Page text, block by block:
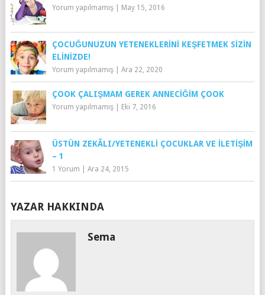
Yorum yapılmamış| May 15, 2016
ÇOCUĞUNUZUN YETENEKLERINI KEŞFETMEK SIZIN
ELINIZDE!
Yorum yapılmamış| Ara 22, 2020
ÇOOK ÇALIŞMAM GEREK ANNECIĞIM ÇOOK
Yorum yapılmamış| Eki 7, 2016
ÜSTÜN ZEKÂLI/YETENEKLI ÇOCUKLAR VE İLETIŞIM
– 1
1 Yorum Ara 24, 2015
YAZAR HAKKINDA
Sema